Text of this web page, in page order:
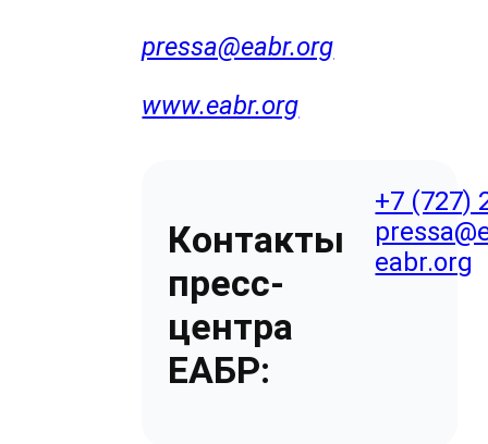
pressa@eabr.org
www.eabr.org
Контакты
пресс-
центра
ЕАБР:
+7 (727)
eabr.org